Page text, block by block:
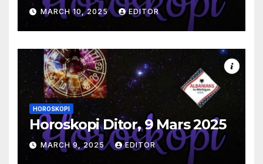
MARCH 10, 2025 EDITOR
HOROSKOPI
Horoskopi Ditor, 9 Mars 2025
MARCH 9, 2025 EDITOR